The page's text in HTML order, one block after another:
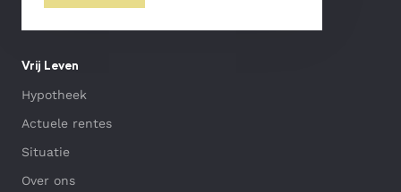
Vrij Leven
Hypotheek
Actuele rentes
Situatie
Over ons